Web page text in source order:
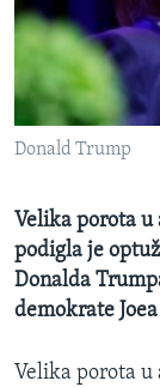
MAGAZIN
O GLASU
Learning
Jezici
Donald Trump
Velika porota u
podigla je
Donalda
demokrate
Velika porota u